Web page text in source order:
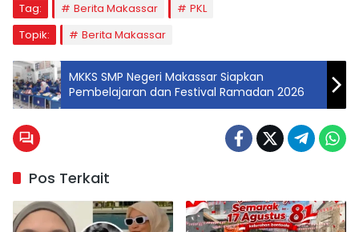
Tag: Berita Makassar
PKL
Topik:
Berita Makassar
MKKS SMP Negeri Makassar Siapkan
Pembelajaran dan Festival Ramadan 2026
Pos Terkait